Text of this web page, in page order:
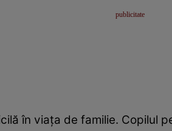
în viaţa de familie. Copilul